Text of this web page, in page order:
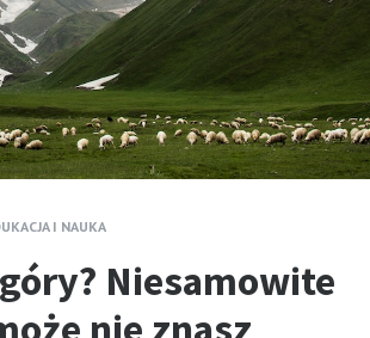
I NAUKA
Niesamowite